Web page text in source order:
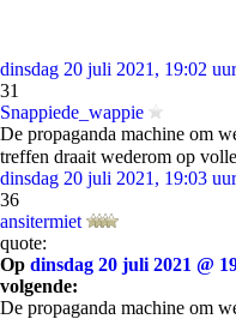
dinsdag 20 juli 2021, 19:02 uur
31
Snappiede_wappie
De propaganda machine om
treffen draait wederom op
dinsdag 20 juli 2021, 19:03 uur
36
ansitermiet
quote:
Op dinsdag 20 juli 2021 @
volgende:
De propaganda machine om